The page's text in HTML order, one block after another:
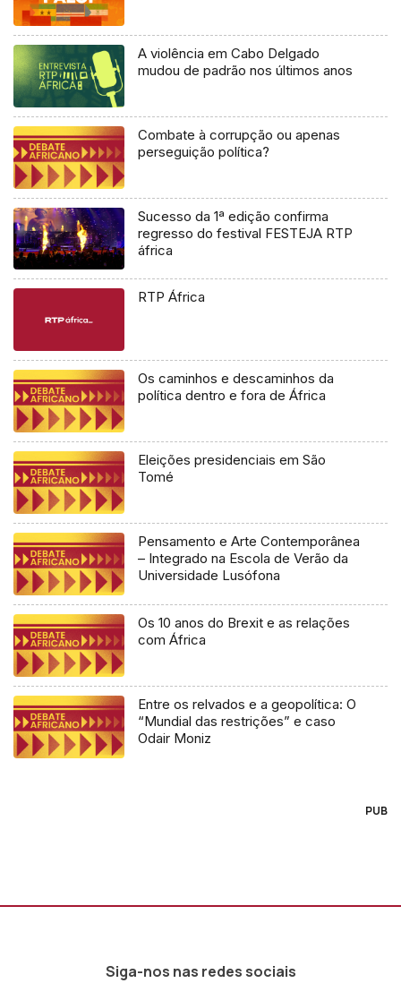
A violência em Cabo Delgado
mudou de padrão nos últimos anos
Combate à corrupção ou apenas
perseguição política?
Sucesso da 1ª edição confirma
regresso do festival FESTEJA RTP
áfrica
RTP África
Os caminhos e descaminhos da
política dentro e fora de África
Eleições presidenciais em São
Tomé
Pensamento e Arte Contemporânea
– Integrado na Escola de Verão da
Universidade Lusófona
Os 10 anos do Brexit e as relações
com África
Entre os relvados e a geopolítica: O
“Mundial das restrições” e caso
Odair Moniz
PUB
Siga-nos nas redes sociais